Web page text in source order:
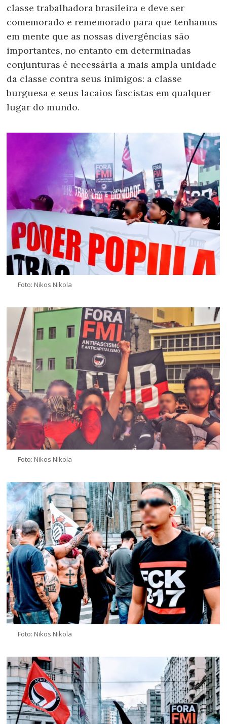
classe trabalhadora brasileira e deve ser
comemorado e rememorado para que tenhamos
em mente que as nossas divergências são
importantes, no entanto em determinadas
conjunturas é necessária a mais ampla unidade
da classe contra seus inimigos: a classe
burguesa e seus lacaios fascistas em qualquer
lugar do mundo.
Foto: Nikos Nikola
Foto: Nikos Nikola
Foto: Nikos Nikola